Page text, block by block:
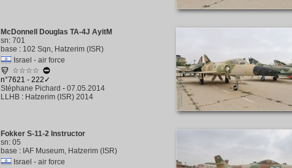
McDonnell Douglas TA-4J AyitM
sn: 701
base : 102 Sqn, Hatzerim (ISR)
Israel - air force
☆☆☆☆
n°7621 - 222✓
Stéphane Pichard - 07.05.2014
LLHB : Hatzerim (ISR) 2014
Fokker S-11-2 Instructor
sn: 05
base : IAF Museum, Hatzerim (ISR)
Israel - air force